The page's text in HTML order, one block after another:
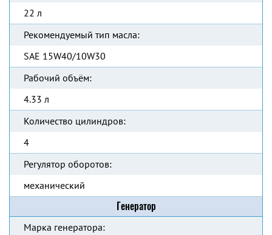
22 л
Рекомендуемый тип масла:
SAE 15W40/10W30
Рабочий объём:
4.33 л
Количество цилиндров:
4
Регулятор оборотов:
механический
Генератор
Марка генератора: